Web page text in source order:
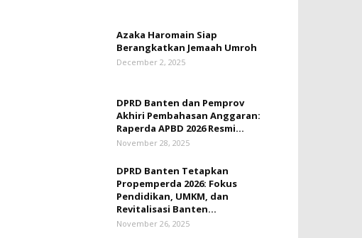
Azaka Haromain Siap
Berangkatkan Jemaah Umroh
December 2, 2025
DPRD Banten dan Pemprov
Akhiri Pembahasan Anggaran:
Raperda APBD 2026 Resmi...
November 28, 2025
DPRD Banten Tetapkan
Propemperda 2026: Fokus
Pendidikan, UMKM, dan
Revitalisasi Banten...
November 26, 2025